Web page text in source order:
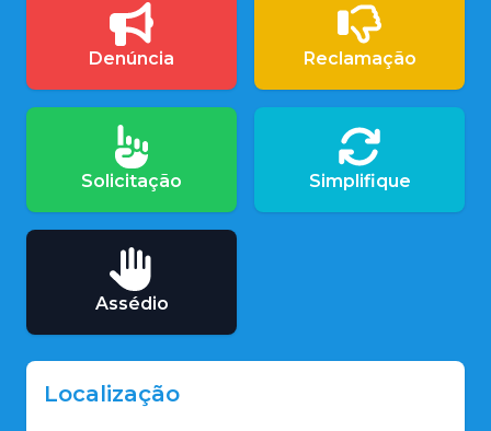
Denúncia Reclamação
Solicitação Simplifique
Assédio
Localização